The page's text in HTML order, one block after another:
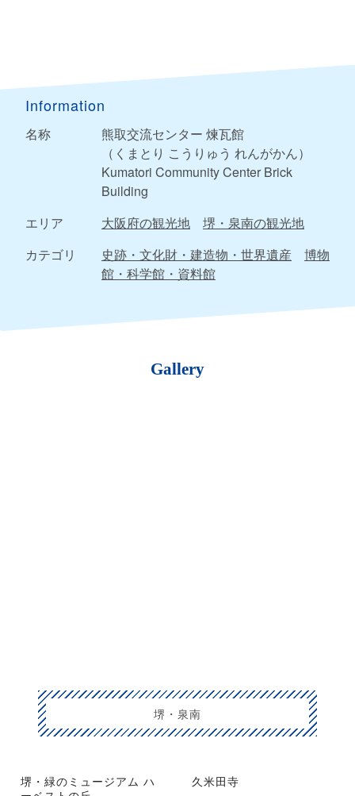
Information
名称
熊取交流センター 煉瓦館
（くまとり こうりゅう れんがかん）
Kumatori Community Center Brick
Building
エリア
大阪府の観光地
堺・泉南の観光地
カテゴリ
史跡・文化財・建造物・世界遺産
博物
館・科学館・資料館
Gallery
堺・泉南
堺・緑のミュージアム ハ
久米田寺